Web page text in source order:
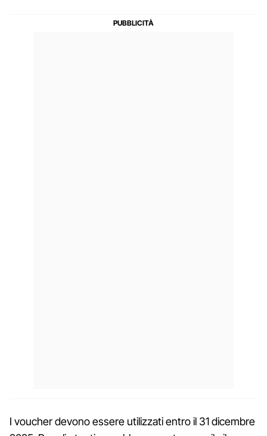
I voucher devono essere utilizzati entro il 31 dicembre